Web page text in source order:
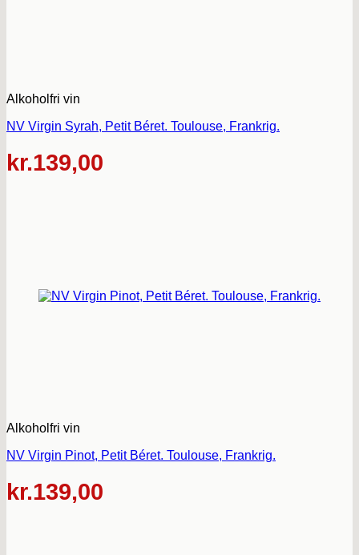
Alkoholfri vin
NV Virgin Syrah, Petit Béret. Toulouse, Frankrig.
kr.139,00
Alkoholfri vin
NV Virgin Pinot, Petit Béret. Toulouse, Frankrig.
kr.139,00